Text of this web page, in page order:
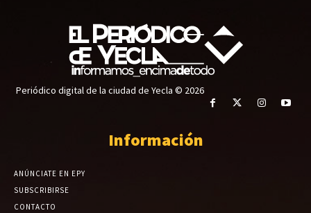
Periódico digital de la ciudad de Yecla © 2026
Información
ANÚNCIATE EN EPY
SUBSCRIBIRSE
CONTACTO